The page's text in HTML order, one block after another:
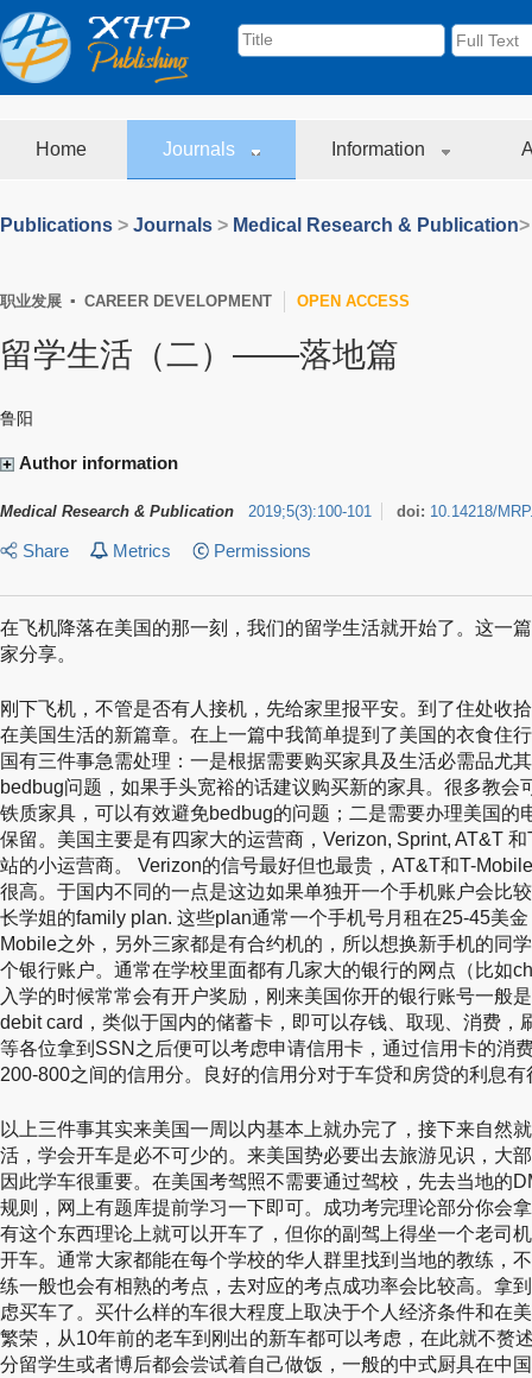
Home Journals Information
Publications > Journals > Medical Research & Publication
职业发展 ▪ CAREER DEVELOPMENT OPEN ACCESS
留学生活（二）——落地篇
鲁阳
Author information
Medical Research & Publication 2019;5(3):100-101 doi: 10.14218/
Share Metrics Permissions
在飞机降落在美国的那一刻，我们的留学生活就开始了。这一
家分享。
刚下飞机，不管是否有人接机，先给家里报平安。到了住处收
在美国生活的新篇章。在上一篇中我简单提到了美国的衣食住
国有三件事急需处理：一是根据需要购买家具及生活必需品尤
bedbug问题，如果手头宽裕的话建议购买新的家具。很多教会
铁质家具，可以有效避免bedbug的问题；二是需要办理美国的
保留。美国主要是有四家大的运营商，Verizon, Sprint, AT&T
站的小运营商。 Verizon的信号最好但也最贵，AT&T和T-
很高。于国内不同的一点是这边如果单独开一个手机账户会比
长学姐的family plan. 这些plan通常一个手机号月租在25-45美
Mobile之外，另外三家都是有合约机的，所以想换新手机的同
个银行账户。通常在学校里面都有几家大的银行的网点（比如
入学的时候常常会有开户奖励，刚来美国你开的银行账号一般
debit card，类似于国内的储蓄卡，即可以存钱、取现、消费，
等各位拿到SSN之后便可以考虑申请信用卡，通过信用卡的消
200-800之间的信用分。良好的信用分对于车贷和房贷的利息有
以上三件事其实来美国一周以内基本上就办完了，接下来自然
活，学会开车是必不可少的。来美国势必要出去旅游见识，大
因此学车很重要。在美国考驾照不需要通过驾校，先去当地的
规则，网上有题库提前学习一下即可。成功考完理论部分你会
有这个东西理论上就可以开车了，但你的副驾上得坐一个老司
开车。通常大家都能在每个学校的华人群里找到当地的教练，
练一般也会有相熟的考点，去对应的考点成功率会比较高。拿
虑买车了。买什么样的车很大程度上取决于个人经济条件和在
繁荣，从10年前的老车到刚出的新车都可以考虑，在此就不赘
分留学生或者博后都会尝试着自己做饭，一般的中式厨具在中